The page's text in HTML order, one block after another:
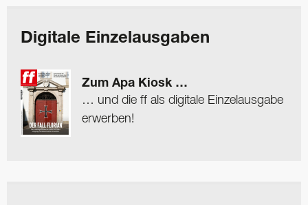
Digitale Einzelausgaben
Zum Apa Kiosk …
… und die ff als digitale Einzelausgabe
erwerben!